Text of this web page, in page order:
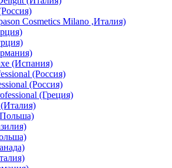
Cosmetics Milano ,Италия)
(Испания)
(Россия)
(Россия)
(Греция)